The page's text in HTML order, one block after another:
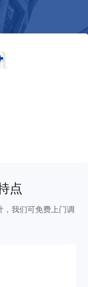
点
，我们可免费上门调